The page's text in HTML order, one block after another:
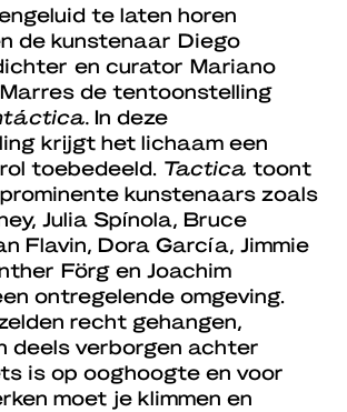
te laten horen
de kunstenaar Diego
en curator Mariano
de tentoonstelling
In deze
krijgt het lichaam een
toebedeeld. Tactica toont
kunstenaars zoals
Julia Spínola, Bruce
Flavin, Dora García, Jimmie
Förg en Joachim
ontregelende omgeving.
recht gehangen,
deels verborgen achter
is op ooghoogte en voor
moet je klimmen en